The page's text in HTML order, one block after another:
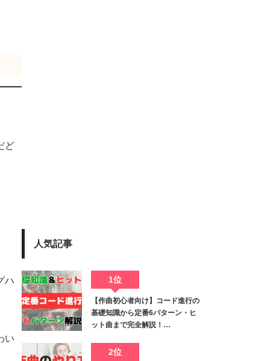
ど
ハ
い
人気記事
1位
【作曲初心者向け】コード進行の
基礎知識から定番6パターン・ヒ
ット曲まで完全解説！…
2位